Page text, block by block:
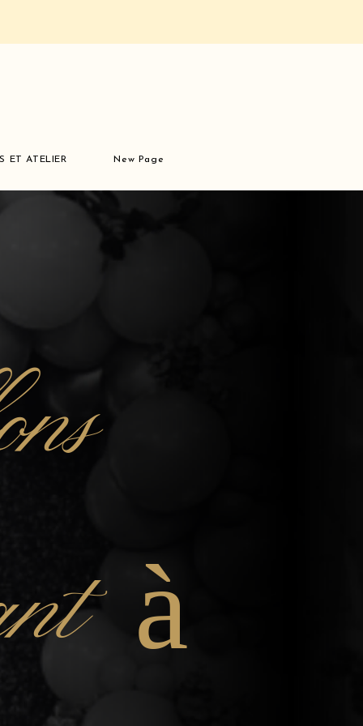
ET ATELIER New Page
à